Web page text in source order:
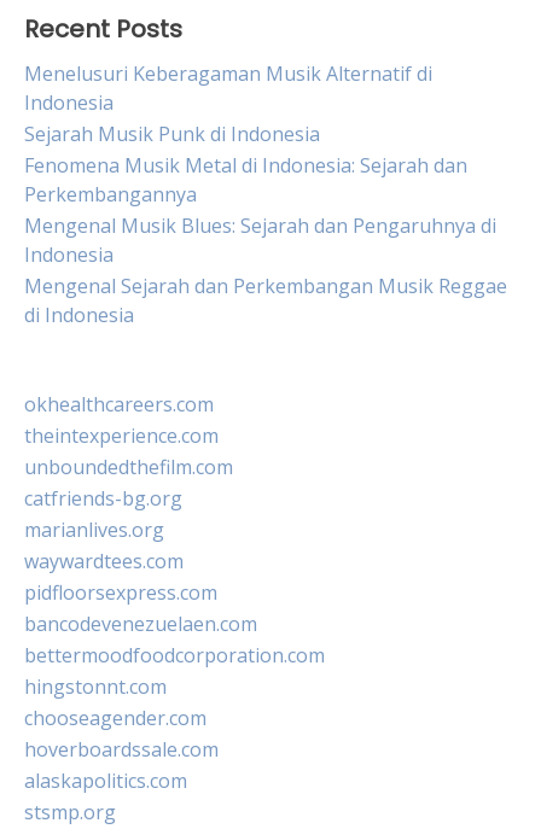
Recent Posts
Menelusuri Keberagaman Musik Alternatif di
Indonesia
Sejarah Musik Punk di Indonesia
Fenomena Musik Metal di Indonesia: Sejarah dan
Perkembangannya
Mengenal Musik Blues: Sejarah dan Pengaruhnya di
Indonesia
Mengenal Sejarah dan Perkembangan Musik Reggae
di Indonesia
okhealthcareers.com
theintexperience.com
unboundedthefilm.com
catfriends-bg.org
marianlives.org
waywardtees.com
pidfloorsexpress.com
bancodevenezuelaen.com
bettermoodfoodcorporation.com
hingstonnt.com
chooseagender.com
hoverboardssale.com
alaskapolitics.com
stsmp.org